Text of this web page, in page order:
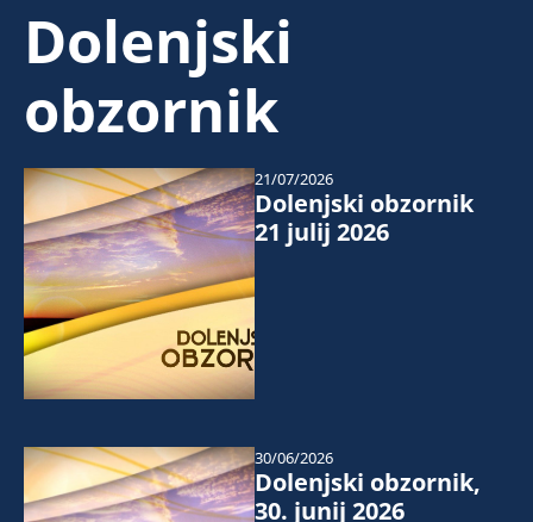
Dolenjski
obzornik
Dolenjski obzornik
21 julij 2026
21/07/2026
Dolenjski obzornik,
30. junij 2026
30/06/2026